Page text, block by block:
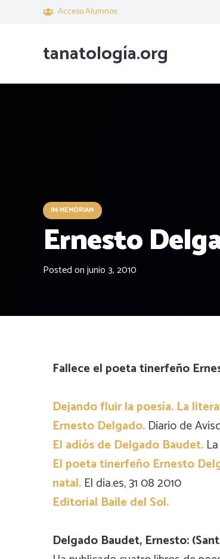
Acceso Alumnos
tanatología.org
IN-MEMORIAM
Ernesto
Posted onjunio 3, 2010
Fallece el poeta tinerfeño
Dejando fluir la poesía. La
Ernesto Delgado. Diario de
El adiós de Delgado Baudet.
El poeta tinerfeño Ernesto
natal. El dia.es, 31 08 2010
Editorial Baile del Sol.
Delgado Baudet, Ernesto: